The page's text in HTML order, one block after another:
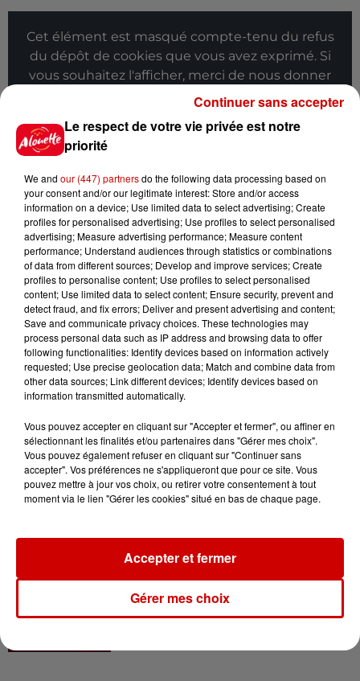
Cet élément est masqué compte-tenu du refus
du dépôt de cookies que vous avez exprimé. Si
vous souhaitez l'afficher, merci de nous donner
votre accord en cliquant sur le bouton ci-
Infos Voir plus
13h42
Aide carburant pour les "grands
rouleurs" : le délai pour la...
10h54
Royan : elle tente d’écraser son
ex-conjoint et dit regretter...
9h45
Cambriolages : plus de 18 000
logements visités en juillet 2026,
en...
7 août 2026
est son programme ?
Le respect de votre vie privée est notre
priorité
We and our (447) partnersdo the following data processing based on
your consent and/or our legitimate interest: Store and/or access
information on a device; Use limited data to select advertising; Create
profiles for personalised advertising; Use profiles to select personalised
advertising; Measure advertising performance; Measure content
performance; Understand audiences through statistics or combinations
of data from different sources; Develop and improve services; Create
profiles to personalise content; Use profiles to select personalised
content; Use limited data to select content; Ensure security, prevent and
detect fraud, and fix errors; Deliver and present advertising and content;
Save and communicate privacy choices. These technologies may
process personal data such as IP address and browsing data to offer
following functionalities: Identify devices based on information actively
requested; Use precise geolocation data; Match and combine data from
other data sources; Link different devices; Identify devices based on
information transmitted automatically.
Vous pouvez accepter en cliquant sur "Accepter et fermer", ou affiner en
sélectionnant les finalités et/ou partenaires dans "Gérer mes choix".
Vous pouvez également refuser en cliquant sur "Continuer sans
accepter". Vos préférences ne s'appliqueront que pour ce site. Vous
pouvez mettre à jour vos choix, ou retirer votre consentement à tout
moment via le lien "Gérer les cookies" situé en bas de chaque page.
Gérer mes choix
Accepter et fermer
Continuer sans accepter